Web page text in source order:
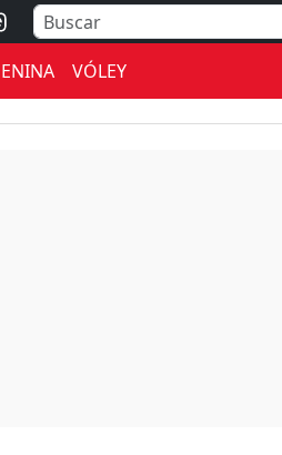
VÓLEY